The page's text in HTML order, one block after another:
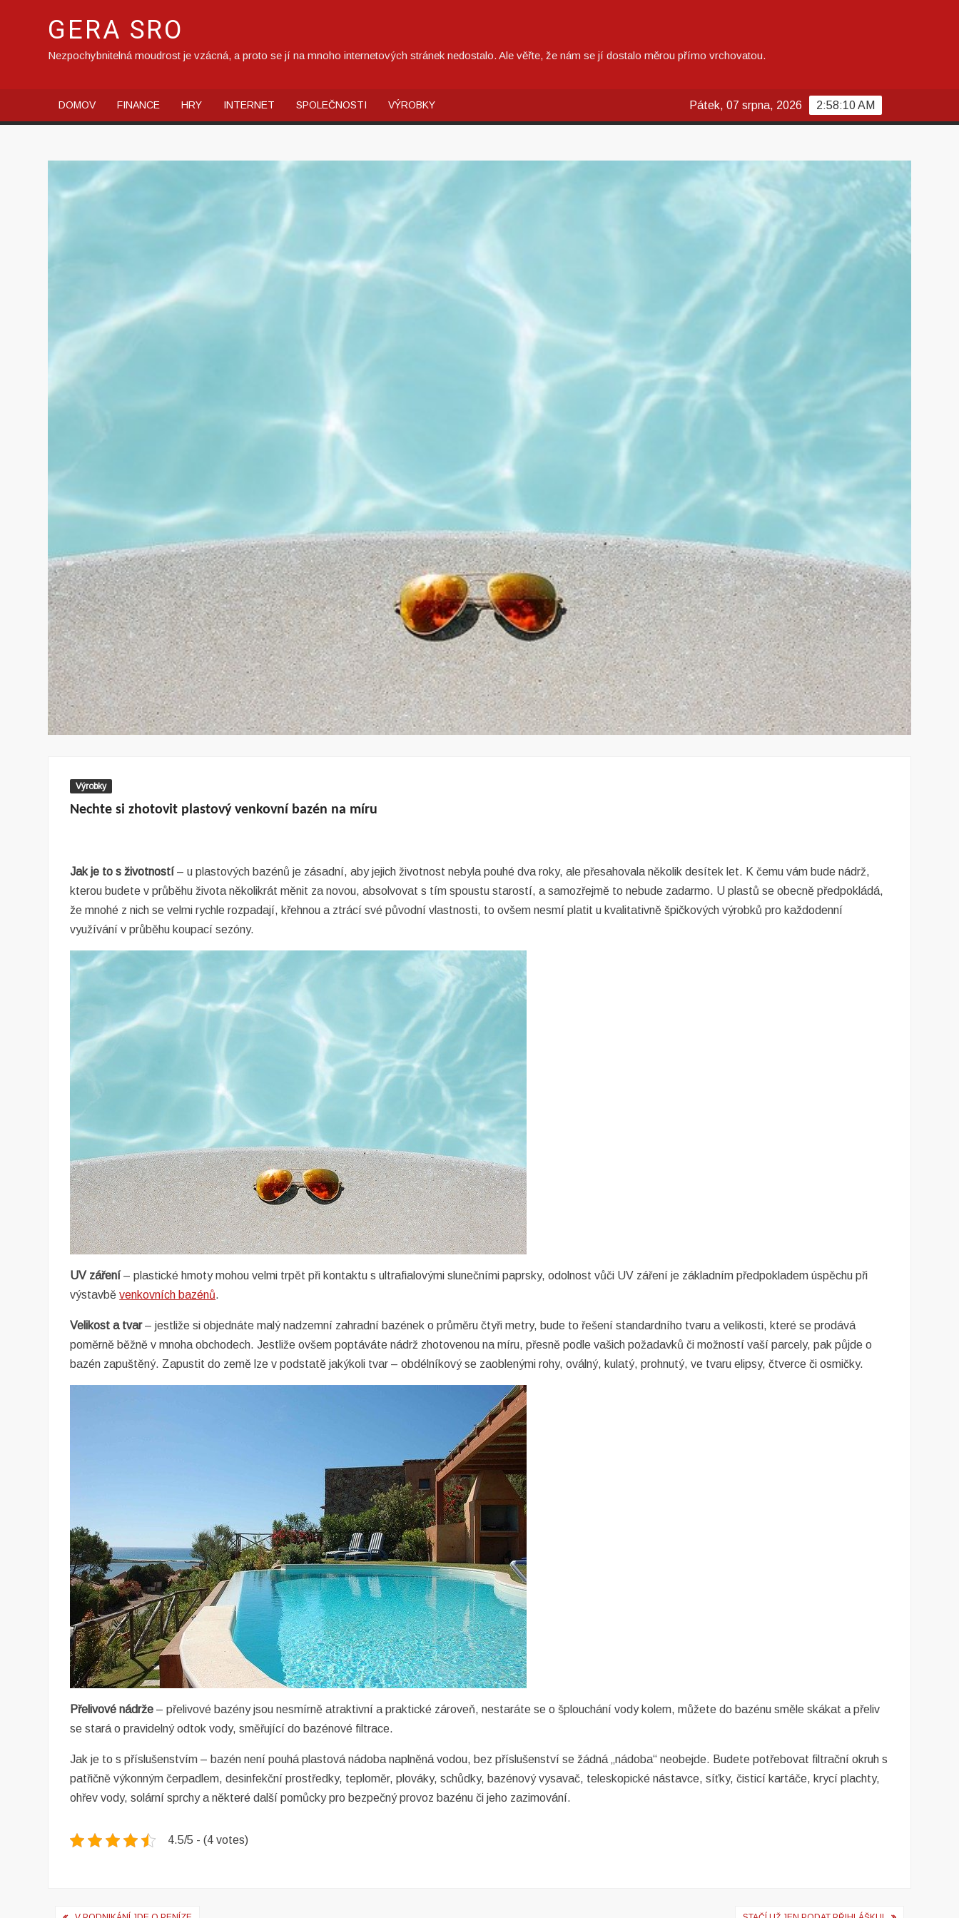
GERA SRO
Nezpochybnitelná moudrost je vzácná, a proto se jí na mnoho internetových stránek nedostalo. Ale věřte, že nám se jí dostalo měrou přímo vrchovatou.
DOMOV FINANCE HRY INTERNET SPOLEČNOSTI VÝROBKY 2:58:11 AM
Pátek, 07 srpna, 2026
Výrobky
Nechte si zhotovit plastový venkovní bazén na míru
Jak je to s životností – u plastových bazénů je zásadní, aby jejich životnost nebyla pouhé dva roky, ale přesahovala několik desítek let. K čemu vám bude nádrž,
kterou budete v průběhu života několikrát měnit za novou, absolvovat s tím spoustu starostí, a samozřejmě to nebude zadarmo. U plastů se obecně předpokládá,
že mnohé z nich se velmi rychle rozpadají, křehnou a ztrácí své původní vlastnosti, to ovšem nesmí platit u kvalitativně špičkových výrobků pro každodenní
využívání v průběhu koupací sezóny.
UV záření – plastické hmoty mohou velmi trpět při kontaktu s ultrafialovými slunečními paprsky, odolnost vůči UV záření je základním předpokladem úspěchu při
výstavběvenkovních bazénů.
Velikost a tvar– jestliže si objednáte malý nadzemní zahradní bazének o průměru čtyři metry, bude to řešení standardního tvaru a velikosti, které se prodává
poměrně běžně v mnoha obchodech. Jestliže ovšem poptáváte nádrž zhotovenou na míru, přesně podle vašich požadavků či možností vaší parcely, pak půjde o
bazén zapuštěný. Zapustit do země lze v podstatě jakýkoli tvar – obdélníkový se zaoblenými rohy, oválný, kulatý, prohnutý, ve tvaru elipsy, čtverce či osmičky.
Přelivové nádrže – přelivové bazény jsou nesmírně atraktivní a praktické zároveň, nestaráte se o šplouchání vody kolem, můžete do bazénu směle skákat a přeliv
se stará o pravidelný odtok vody, směřující do bazénové filtrace.
Jak je to s příslušenstvím – bazén není pouhá plastová nádoba naplněná vodou, bez příslušenství se žádná „nádoba“ neobejde. Budete potřebovat filtrační okruh s
patřičně výkonným čerpadlem, desinfekční prostředky, teploměr, plováky, schůdky, bazénový vysavač, teleskopické nástavce, síťky, čisticí kartáče, krycí plachty,
ohřev vody, solární sprchy a některé další pomůcky pro bezpečný provoz bazénu či jeho zazimování.
4.5/5 - (4 votes)